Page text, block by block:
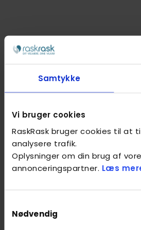
Samtykke
Vi bruger cookies
RaskRask bruger cookies til at
analysere trafik.
Oplysninger om din brug af
annonceringspartner. Læs
Nødvendig
Søvnkvalitet